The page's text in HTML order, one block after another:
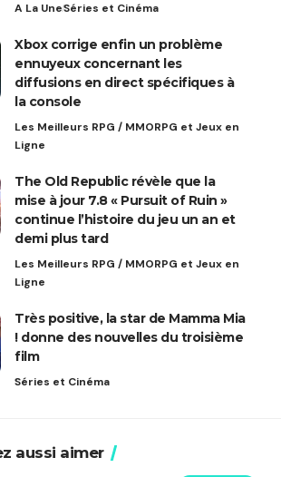
A La UneSéries et Cinéma
Xbox corrige enfin un problème
ennuyeux concernant les
diffusions en direct spécifiques à
la console
Les Meilleurs RPG / MMORPG et Jeux en
Ligne
The Old Republic révèle que la
mise à jour 7.8 « Pursuit of Ruin »
continue l’histoire du jeu un an et
demi plus tard
Les Meilleurs RPG / MMORPG et Jeux en
Ligne
Très positive, la star de Mamma Mia
! donne des nouvelles du troisième
film
Séries et Cinéma
aussi aimer